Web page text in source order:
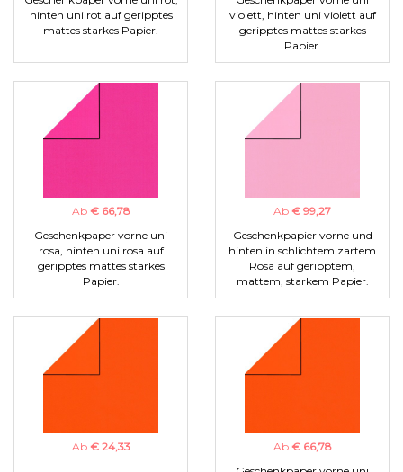
hinten uni rot auf geripptes
mattes starkes Papier.
violett, hinten uni violett auf
geripptes mattes starkes
Papier.
Ab € 66,78
Geschenkpaper vorne uni
rosa, hinten uni rosa auf
geripptes mattes starkes
Papier.
Ab € 99,27
Geschenkpapier vorne und
hinten in schlichtem zartem
Rosa auf geripptem,
mattem, starkem Papier.
Ab € 24,33 Ab € 66,78